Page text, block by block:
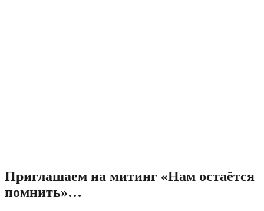
Приглашаем на митинг «Нам остаётся
помнить»…